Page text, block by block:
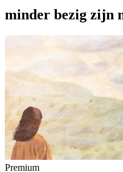
minder bezig zijn
Premium